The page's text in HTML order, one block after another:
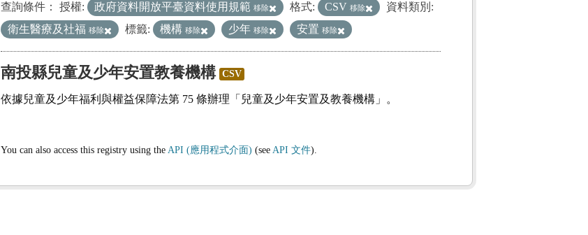
查詢條件： 授權: 政府資料開放平臺資料使用規範 移除 格式: CSV 移除
資料類別:
衛生醫療及社福 移除 標籤: 機構 移除 少年 移除 安置 移除
南投縣兒童及少年安置教養機構 CSV
依據兒童及少年福利與權益保障法第 75 條辦理「兒童及少年安置及教養機構」。
You can also access this registry using the API (應用程式介面) (see API 文件).